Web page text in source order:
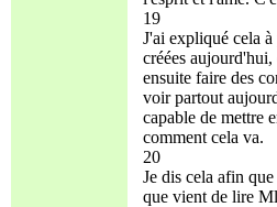
19
J'ai expliqué cela
créées
ensuite faire des
voir partout
capable de mettre
comment cela va.
20
Je dis cela afin
que vient de lire